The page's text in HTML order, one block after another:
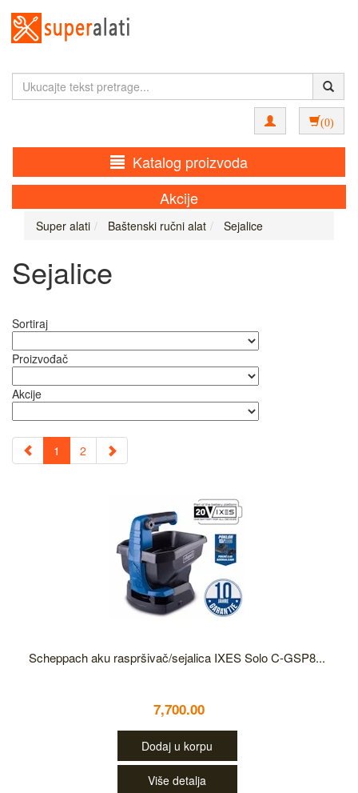
(0)
Katalog proizvoda
Akcije
Super alati Baštenski ručni alat Sejalice
Sejalice
Sortiraj
Proizvođač
Akcije
1 2
Scheppach aku raspršivač/sejalica IXES Solo C-GSP8...
7,700.00
Dodaj u korpu
Više detalja